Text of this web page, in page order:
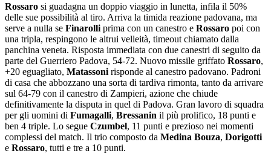
Rossaro si guadagna un doppio viaggio in lunetta, infila il 50%
delle sue possibilità al tiro. Arriva la timida reazione padovana, ma
serve a nulla se Finarolli prima con un canestro e Rossaro poi con
una tripla, respingono le altrui velleità, timeout chiamato dalla
panchina veneta. Risposta immediata con due canestri di seguito da
parte del Guerriero Padova, 54-72. Nuovo missile griffato Rossaro,
+20 eguagliato, Matassoni risponde al canestro padovano. Padroni
di casa che abbozzano una sorta di tardiva rimonta, tanto da arrivare
sul 64-79 con il canestro di Zampieri, azione che chiude
definitivamente la disputa in quel di Padova. Gran lavoro di squadra
per gli uomini di Fumagalli, Bressanin il più prolifico, 18 punti e
ben 4 triple. Lo segue Czumbel, 11 punti e prezioso nei momenti
complessi del match. Il trio composto da Medina Bouza, Dorigotti
e Rossaro, tutti e tre a 10 punti.